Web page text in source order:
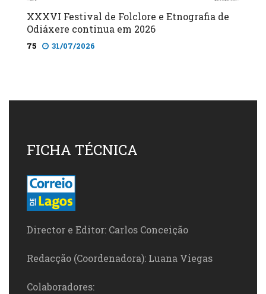
XXXVI Festival de Folclore e Etnografia de
Odiáxere continua em 2026
75 31/07/2026
FICHA TÉCNICA
Director e Editor: Carlos Conceição
Redacção (Coordenadora): Luana Viegas
Colaboradores: